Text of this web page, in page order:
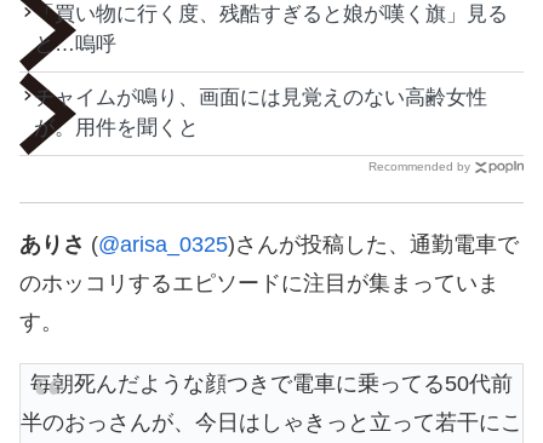
「買い物に行く度、残酷すぎると娘が嘆く旗」見る
と…嗚呼
チャイムが鳴り、画面には見覚えのない高齢女性
が。用件を聞くと
Recommended by
ありさ (@arisa_0325)さんが投稿した、通勤電車で
のホッコリするエピソードに注目が集まっていま
す。
毎朝死んだような顔つきで電車に乗ってる50代前
半のおっさんが、今日はしゃきっと立って若干にこ